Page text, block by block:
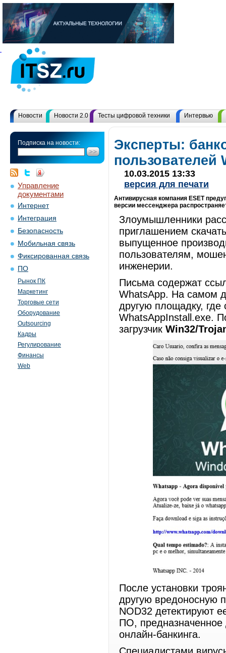
Новости Новости 2.0 Тесты цифровой техники Интервью
Подписка на новости:
Управление
документами
Интернет
Интеграция
Безопасность
Мобильная связь
Фиксированная связь
ПО
Рынок ПК
Маркетинг
Торговые сети
Оборудование
Outsourcing
Кадры
Регулирование
Финансы
Web
Эксперты:
пользователей
10.03.2015 13:33
версия для печати
Антивирусная компания ESET
версии мессенджера
Злоумышленники
приглашением
выпущенное
пользователям,
инженерии.
Письма содержат
WhatsApp. На самом
другую площадку,
WhatsAppInstall.exe.
загрузчик Win32/
После установки
другую вредоносную
NOD32 детектируют
ПО, предназначенное
онлайн-банкинга.